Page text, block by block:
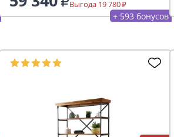
Выгода 19 780
+ 593 бонусов